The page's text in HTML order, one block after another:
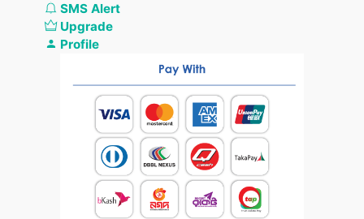
SMS Alert
Upgrade
Profile